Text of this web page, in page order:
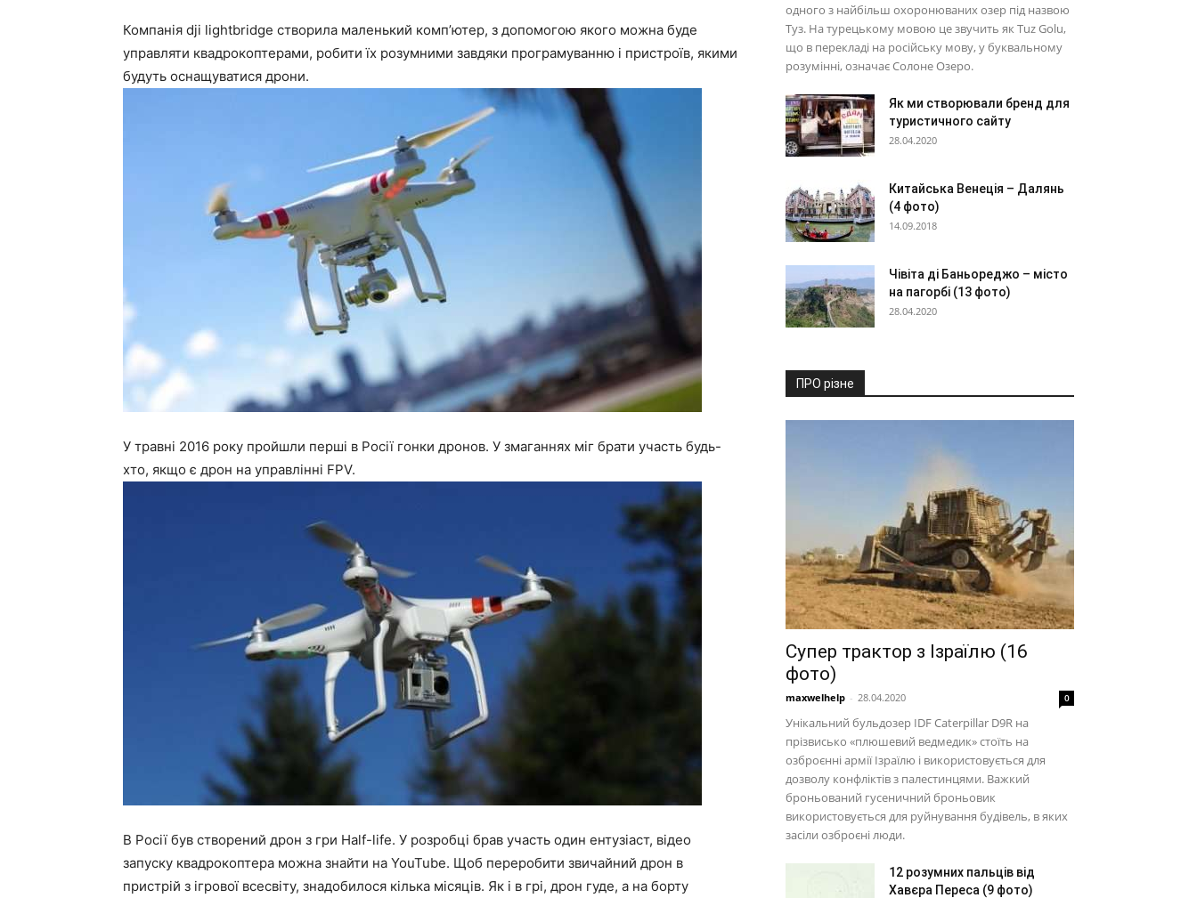
Компанія dji lightbridge створила маленький комп’ютер, з допомогою якого можна буде
управляти квадрокоптерами, робити їх розумними завдяки програмуванню і пристроїв, якими
будуть оснащуватися дрони.
У травні 2016 року пройшли перші в Росії гонки дронов. У змаганнях міг брати участь будь-
хто, якщо є дрон на управлінні FPV.
В Росії був створений дрон з гри Half-life. У розробці брав участь один ентузіаст, відео
запуску квадрокоптера можна знайти на YouTube. Щоб переробити звичайний дрон в
пристрій з ігрової всесвіту, знадобилося кілька місяців. Як і в грі, дрон гуде, а на борту
одного з найбільш охоронюваних озер під назвою
Туз. На турецькому мовою це звучить як Tuz Golu,
що в перекладі на російську мову, у буквальному
розумінні, означає Солоне Озеро.
Як ми створювали бренд для
туристичного сайту
28.04.2020
Китайська Венеція – Далянь
(4 фото)
14.09.2018
Чівіта ді Баньореджо – місто
на пагорбі (13 фото)
28.04.2020
ПРО різне
Супер трактор з Ізраїлю (16
фото)
maxwelhelp - 28.04.2020 0
Унікальний бульдозер IDF Caterpillar D9R на
прізвисько «плюшевий ведмедик» стоїть на
озброєнні армії Ізраїлю і використовується для
дозволу конфліктів з палестинцями. Важкий
броньований гусеничний броньовик
використовується для руйнування будівель, в яких
засіли озброєні люди.
12 розумних пальців від
Хавєра Переса (9 фото)